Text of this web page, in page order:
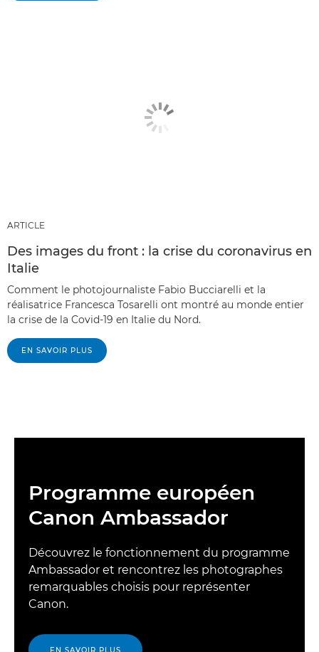
ARTICLE
Des images du front : la crise du coronavirus en
Italie
Comment le photojournaliste Fabio Bucciarelli et la
réalisatrice Francesca Tosarelli ont montré au monde entier
la crise de la Covid-19 en Italie du Nord.
EN SAVOIR PLUS
Programme européen
Canon Ambassador
Découvrez le fonctionnement du programme
Ambassador et rencontrez les photographes
remarquables choisis pour représenter
Canon.